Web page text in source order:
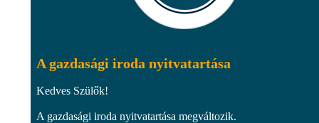
A gazdasági iroda nyitvatartása
Kedves Szülők!
A gazdasági iroda nyitvatartása megváltozik.